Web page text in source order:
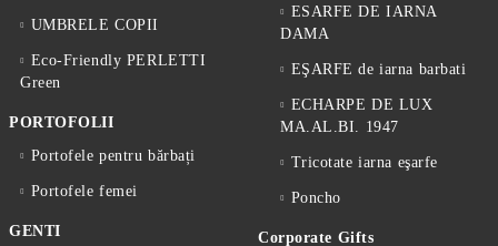
UMBRELE COPII
Eco-Friendly PERLETTI
Green
PORTOFOLII
Portofele pentru bărbați
Portofele femei
GENTI
ESARFE DE IARNA
DAMA
EŞARFE de iarna barbati
ECHARPE DE LUX
MA.AL.BI. 1947
Tricotate iarna eşarfe
Poncho
Corporate Gifts